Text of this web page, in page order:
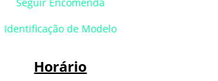
Identificação de Modelo
Horário